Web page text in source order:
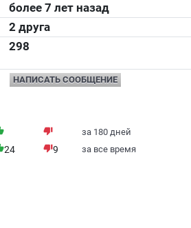
более 7 лет назад
2 друга
298
НАПИСАТЬ СООБЩЕНИЕ
thumb_down за 180 дней
24 thumb_down9 за все время